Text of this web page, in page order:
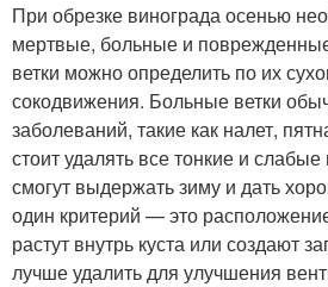
При обрезке винограда осенью
мертвые, больные и
ветки можно определить по их
сокодвижения. Больные ветки
заболеваний, такие как налет,
стоит удалять все тонкие и
смогут выдержать зиму и дать
один критерий — это
растут внутрь куста или создают
лучше удалить для улучшения